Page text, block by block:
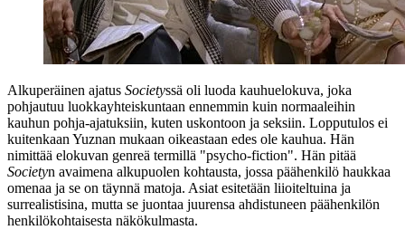
Alkuperäinen ajatus Societyssä oli luoda kauhuelokuva, joka
pohjautuu luokkayhteiskuntaan ennemmin kuin normaaleihin
kauhun pohja-ajatuksiin, kuten uskontoon ja seksiin. Lopputulos ei
kuitenkaan Yuznan mukaan oikeastaan edes ole kauhua. Hän
nimittää elokuvan genreä termillä "psycho-fiction". Hän pitää
Societyn avaimena alkupuolen kohtausta, jossa päähenkilö haukkaa
omenaa ja se on täynnä matoja. Asiat esitetään liioiteltuina ja
surrealistisina, mutta se juontaa juurensa ahdistuneen päähenkilön
henkilökohtaisesta näkökulmasta.